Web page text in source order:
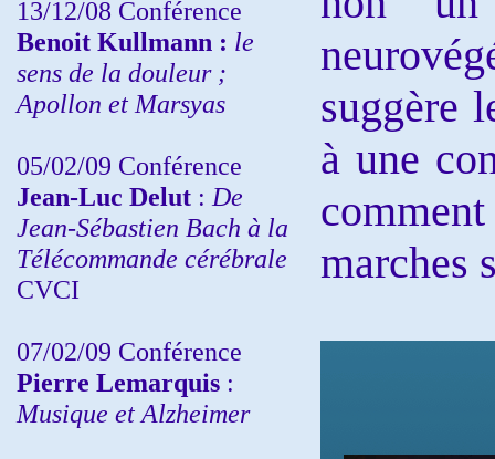
13/12/08 Conférence
Benoit Kullmann : le
sens de la douleur ;
Apollon et Marsyas
05/02/09 Conférence
Jean-Luc Delut : De
Jean-Sébastien Bach à la
Télécommande cérébrale
CVCI
07/02/09 Conférence
Pierre Lemarquis :
Musique et Alzheimer
suggère
à une
marches